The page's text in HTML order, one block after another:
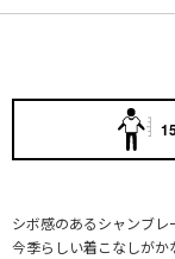
シボ感のあるシャンブレ
今季らしい着こなしが